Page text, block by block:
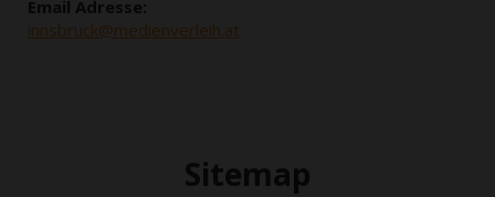
Email Adresse:
innsbruck@medienverleih.at
Sitemap